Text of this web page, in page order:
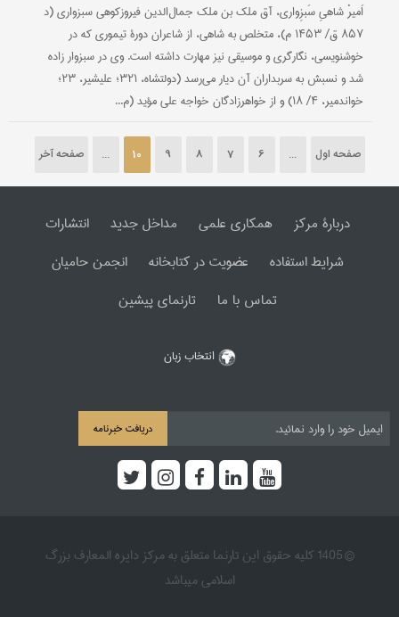
اَمیرْ شاهیِ سَبزِواری، آق ملك بن ملك جمال‌الدین فیروزكوهی سبزواری (د
۸۵۷ ق/ ۱۴۵۳ م)، متخلص به شاهی، از شاعران دورۀ تیموری كه در
خوشنویسی، نگارگری و موسیقی نیز مهارت داشته است. وی در سبزوار زاده
شد و نسبش به سربداران آن دیار می‌رسد (دولتشاه، ۳۲۱؛ علیشیر، ۲۳؛
خواندمیر، ۴/ ۱۸) و از خواهرزادگان خواجه علی مؤید (م...
صفحه اول ...
6
7
8
9
10
... صفحه آخر
دربارۀ مرکز همکاری علمی مداخل جدید
انتشارات
شرایط استفاده
عضویت در کتابخانه
انجمن حامیان
تماس با ما
تارنمای پیشین
انتخاب زبان
دریافت خبرنامه
© 1405 کلیه حقوق این تارنما متعلق به مرکز دایره المعارف بزرگ
اسلامی میباشد